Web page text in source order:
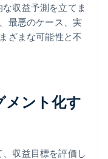
収益予測を立てま
最悪のケース、実
ざまな可能性と不
メント化す
収益目標を評価し